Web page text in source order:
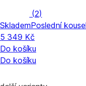
(2)
SklademPoslední
5 349 Kč
Do košíku
Do košíku